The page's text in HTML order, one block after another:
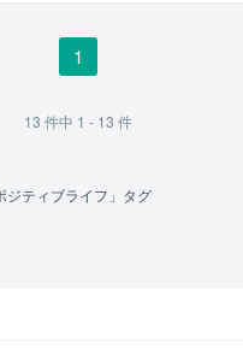
1
13 件中 1 - 13 件
ジティブライフ」タグ